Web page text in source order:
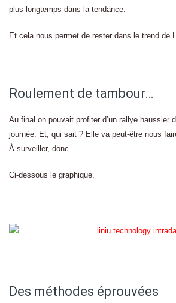
plus longtemps dans la tendance.
Et cela nous permet de rester dans le trend de
Roulement de tambour…
Au final on pouvait profiter d’un rallye haussier
journée. Et, qui sait ? Elle va peut-être nous
À surveiller, donc.
Ci-dessous le graphique.
Des méthodes éprouvées